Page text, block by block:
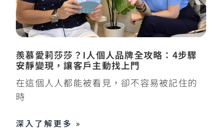
羨慕愛莉莎莎？I人個人品牌全攻略：4步驟
安靜變現，讓客戶主動找上門
在這個人人都能被看見，卻不容易被記住的
時
深入了解更多 »